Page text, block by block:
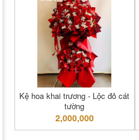
Kệ hoa khai trương - Lộc đỏ cát
tường
2,000,000